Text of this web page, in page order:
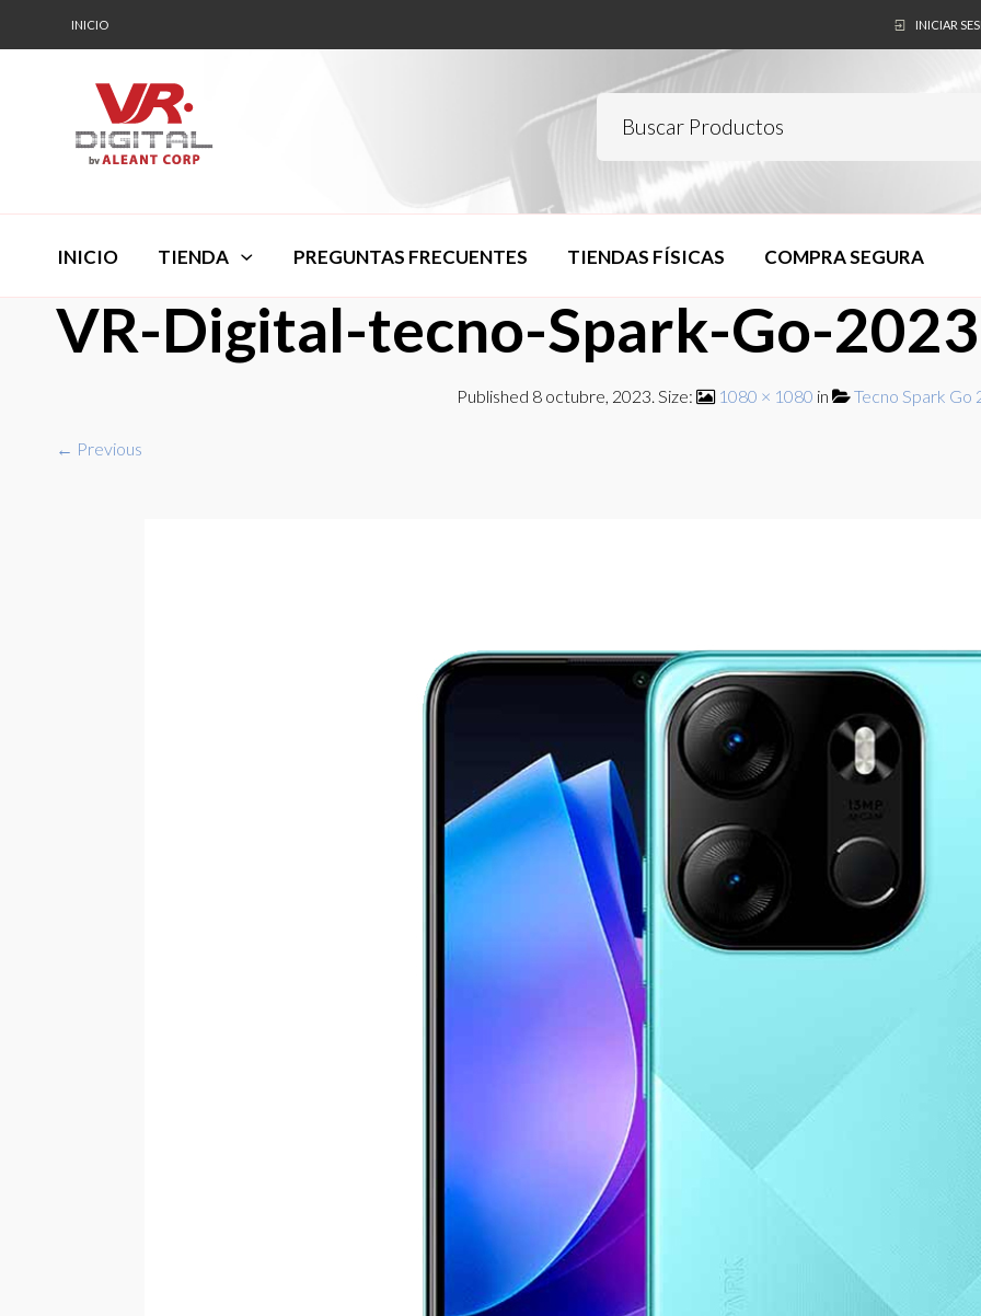
INICIO INICIAR
INICIO TIENDA PREGUNTAS FRECUENTES TIENDAS FÍSICAS COMPRA SEGURA
VR-Digital-tecno-Spark-Go-
Published 8 octubre, 2023. Size: 1080 × 1080 in Tecno Spark Go
← Previous